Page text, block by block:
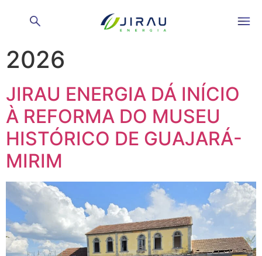
Dia:
19 de junho de
2026
JIRAU ENERGIA DÁ INÍCIO
À REFORMA DO MUSEU
HISTÓRICO DE GUAJARÁ-
MIRIM